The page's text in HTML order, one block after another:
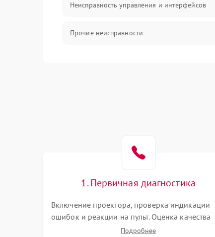
Неисправность управления и интерфейсов
Прочие неисправности
1. Первичная диагностика
Включение проектора, проверка индикации
ошибок и реакции на пульт. Оценка качества
проекции, яркости лампы, наличия артефактов
Подробнее